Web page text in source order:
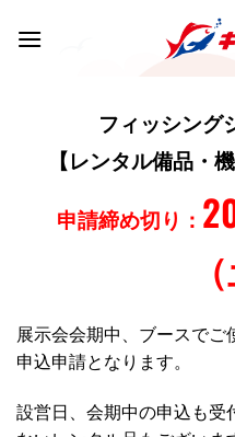
フィッシング
【レンタル備品・
申請締め切り：
展示会会期中、ブースで
申込申請となります。
設営日、会期中の申込も受